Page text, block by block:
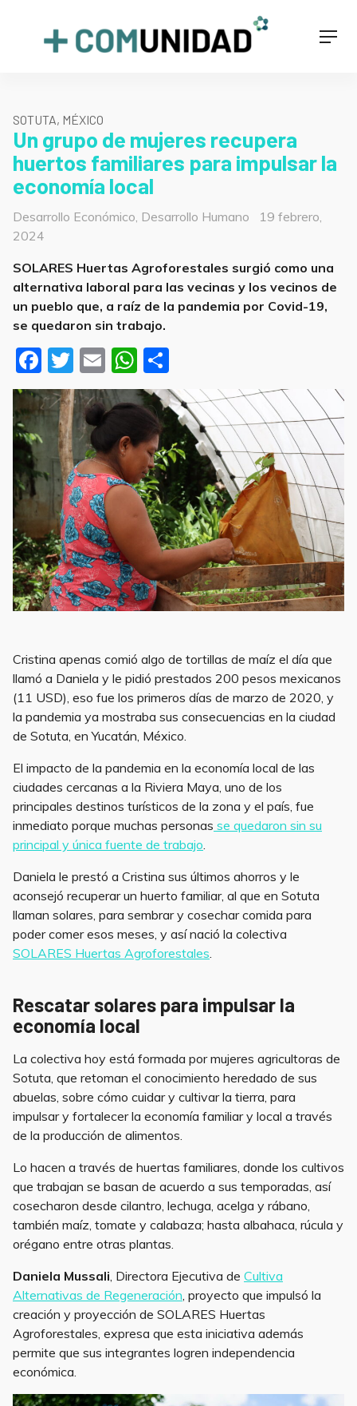
+COMUNIDAD
SOTUTA, MÉXICO
Un grupo de mujeres recupera
huertos familiares para impulsar la
economía local
Categorías
Desarrollo Económico, Desarrollo Humano
Posted
19 febrero,
2024
SOLARES Huertas Agroforestales surgió como una
alternativa laboral para las vecinas y los vecinos de
un pueblo que, a raíz de la pandemia por Covid-19,
se quedaron sin trabajo.
F
a
c
e
b
o
o
k
T
w
it
te
r
E
m
ai
W
h
at
s
A
p
p
h
ar
e
Cristina apenas comió algo de tortillas de maíz el día que
llamó a Daniela y le pidió prestados 200 pesos mexicanos
(11 USD), eso fue los primeros días de marzo de 2020, y
la pandemia ya mostraba sus consecuencias en la ciudad
de Sotuta, en Yucatán, México.
El impacto de la pandemia en la economía local de las
ciudades cercanas a la Riviera Maya, uno de los
principales destinos turísticos de la zona y el país, fue
inmediato porque muchas personas se quedaron sin su
principal y única fuente de trabajo
Daniela le prestó a Cristina sus últimos ahorros y le
aconsejó recuperar un huerto familiar, al que en Sotuta
llaman solares, para sembrar y cosechar comida para
poder comer esos meses, y así nació la colectiva
SOLARES Huertas Agroforestales
Rescatar solares para impulsar la
economía local
La colectiva hoy está formada por mujeres agricultoras de
Sotuta, que retoman el conocimiento heredado de sus
abuelas, sobre cómo cuidar y cultivar la tierra, para
impulsar y fortalecer la economía familiar y local a través
de la producción de alimentos.
Lo hacen a través de huertas familiares, donde los cultivos
que trabajan se basan de acuerdo a sus temporadas, así
cosecharon desde cilantro, lechuga, acelga y rábano,
también maíz, tomate y calabaza; hasta albahaca, rúcula y
orégano entre otras plantas.
Daniela Mussali , Directora Ejecutiva de Cultiva
Alternativas de Regeneración , proyecto que impulsó la
creación y proyección de SOLARES Huertas
Agroforestales, expresa que esta iniciativa además
permite que sus integrantes logren independencia
económica.